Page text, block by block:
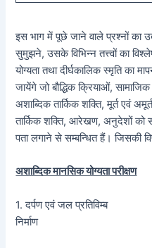
इस भाग में पूछे जाने वाले प्रश्नों का
सुमुझने, उसके विभिन्न तत्त्वों का
योग्यता तथा दीर्घकालिक स्मृति का
जायेंगे जो बौद्धिक क्रियाओं, सामाजिक
अशाब्दिक तार्किक शक्ति, मूर्त एवं
तार्किक शक्ति, आरेखण, अनुदेशों
पता लगाने से सम्बन्धित हैं। जिसकी
अशाब्दिक मानसिक योग्यता परीक्षण
1. दर्पण एवं जल
निर्माण